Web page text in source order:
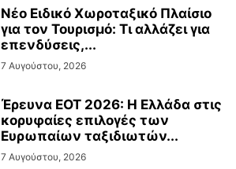
Νέο Ειδικό Χωροταξικό Πλαίσιο
για τον Τουρισμό: Τι αλλάζει για
επενδύσεις,...
7 Αυγούστου, 2026
Έρευνα ΕΟΤ 2026: Η Ελλάδα στις
κορυφαίες επιλογές των
Ευρωπαίων ταξιδιωτών...
7 Αυγούστου, 2026